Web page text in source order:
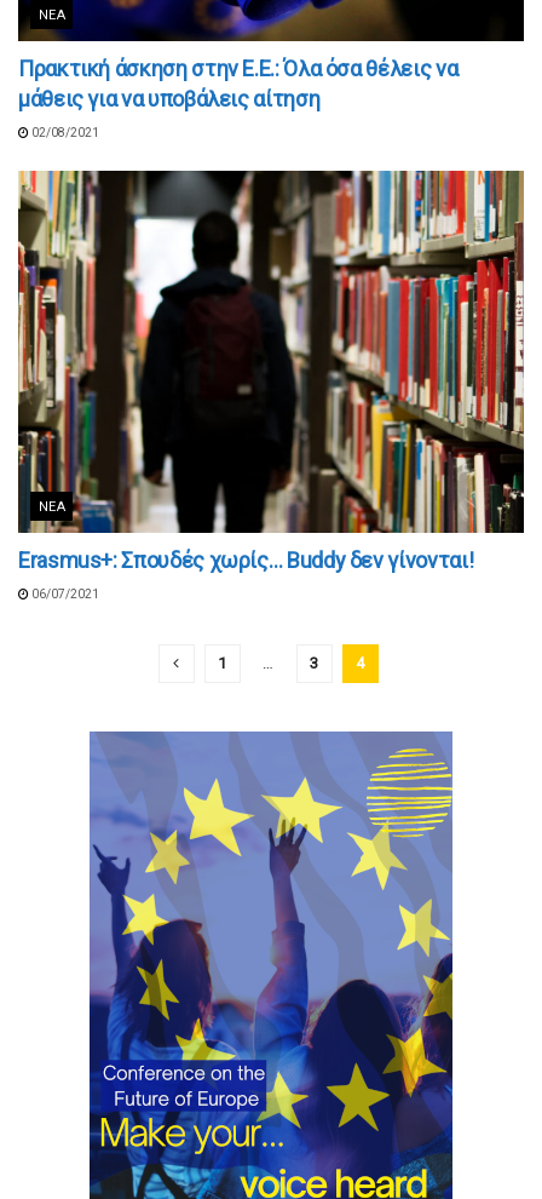
ΝΈΑ
Πρακτική άσκηση στην Ε.Ε.: Όλα όσα θέλεις να
μάθεις για να υποβάλεις αίτηση
02/08/2021
ΝΈΑ
Erasmus+: Σπουδές χωρίς… Buddy δεν γίνονται!
06/07/2021
1 3 4